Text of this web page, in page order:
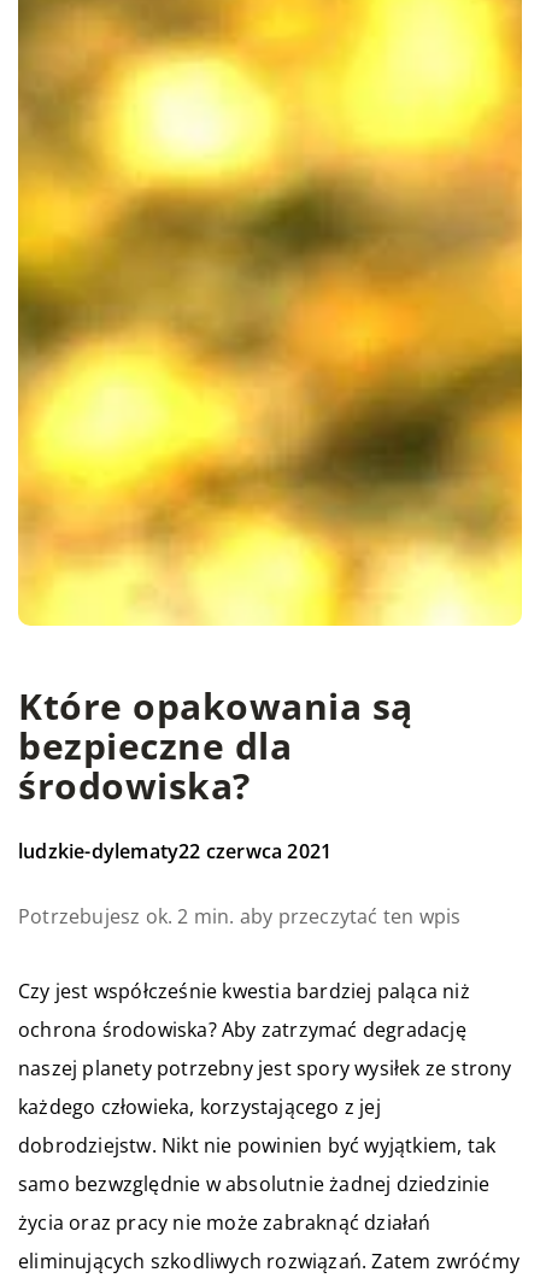
Które opakowania są
bezpieczne dla
środowiska?
ludzkie-dylematy22 czerwca 2021
Potrzebujesz ok. 2 min. aby przeczytać ten wpis
Czy jest współcześnie kwestia bardziej paląca niż
ochrona środowiska? Aby zatrzymać degradację
naszej planety potrzebny jest spory wysiłek ze strony
każdego człowieka, korzystającego z jej
dobrodziejstw. Nikt nie powinien być wyjątkiem, tak
samo bezwzględnie w absolutnie żadnej dziedzinie
życia oraz pracy nie może zabraknąć działań
eliminujących szkodliwych rozwiązań. Zatem zwróćmy